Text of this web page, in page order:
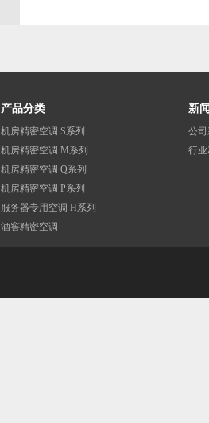
产品分类
机房精密空调 S系列
机房精密空调 M系列
机房精密空调 Q系列
机房精密空调 P系列
服务器专用空调 H系列
酒窖精密空调
新
公
行